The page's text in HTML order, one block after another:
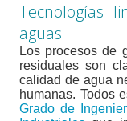
Tecnologías
aguas
Los procesos de
residuales son
calidad de agua
humanas. Todos
Grado de